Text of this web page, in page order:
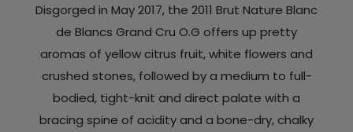
Disgorged in May 2017, the 2011 Brut Nature Blanc
de Blancs Grand Cru O.G offers up pretty
aromas of yellow citrus fruit, white flowers and
crushed stones, followed by a medium to full-
bodied, tight-knit and direct palate with a
bracing spine of acidity and a bone-dry, chalky